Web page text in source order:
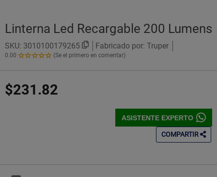
Linterna Led Recargable 200 Lumens
SKU: 3010100179265 Fabricado por: Truper
0.00
0.00
Estrellas!
(Se el primero en comentar)
$231.82
ASISTENTE EXPERTO
COMPARTIR